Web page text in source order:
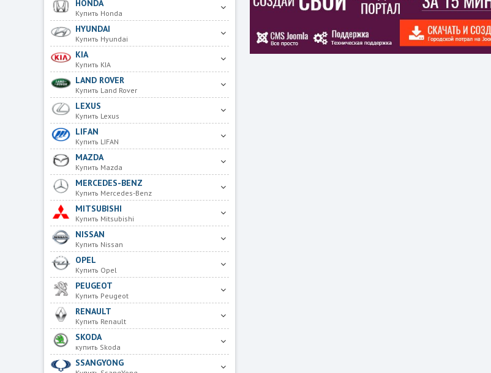
HONDA
Купить Honda
HYUNDAI
Купить Hyundai
KIA
Купить KIA
LAND ROVER
Купить Land Rover
LEXUS
Купить Lexus
LIFAN
Купить LIFAN
MAZDA
Купить Mazda
MERCEDES-BENZ
Купить Mercedes-Benz
MITSUBISHI
Купить Mitsubishi
NISSAN
Купить Nissan
OPEL
Купить Opel
PEUGEOT
Купить Peugeot
RENAULT
Купить Renault
SKODA
купить Skoda
SSANGYONG